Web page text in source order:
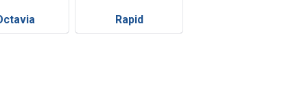
Rapid